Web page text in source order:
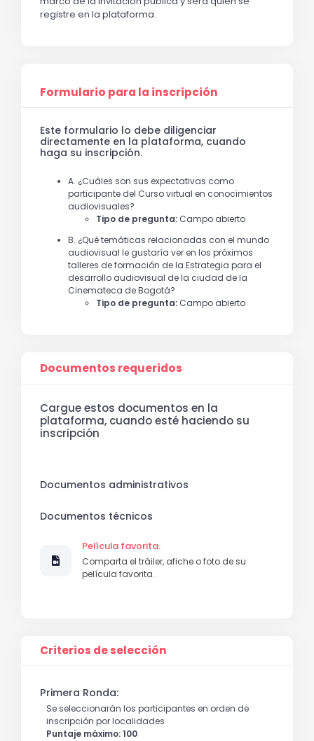
registre en la plataforma.
Formulario para la inscripción
Este formulario lo debe diligenciar
directamente en la plataforma, cuando
haga su inscripción.
A. ¿Cuáles son sus expectativas como
participante del Curso virtual en conocimientos
audiovisuales?
Tipo de pregunta: Campo abierto
B. ¿Qué temáticas relacionadas con el mundo
audiovisual le gustaría ver en los próximos
talleres de formación de la Estrategia para el
desarrollo audiovisual de la ciudad de la
Cinemateca de Bogotá?
Tipo de pregunta: Campo abierto
Documentos requeridos
Cargue estos documentos en la
plataforma, cuando esté haciendo su
inscripción
Documentos administrativos
Documentos técnicos
Película favorita.
Comparta el tráiler, afiche o foto de su
película favorita.
Criterios de selección
Primera Ronda:
Se seleccionarán los participantes en orden de
inscripción por localidades
Puntaje máximo: 100